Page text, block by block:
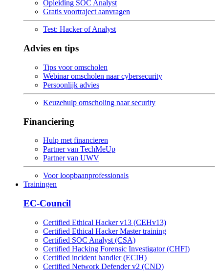
Opleiding SOC Analyst
Gratis voortraject aanvragen
Test: Hacker of Analyst
Advies en tips
Tips voor omscholen
Webinar omscholen naar cybersecurity
Persoonlijk advies
Keuzehulp omscholing naar security
Financiering
Hulp met financieren
Partner van TechMeUp
Partner van UWV
Voor loopbaanprofessionals
Trainingen
EC-Council
Certified Ethical Hacker v13 (CEHv13)
Certified Ethical Hacker Master training
Certified SOC Analyst (CSA)
Certified Hacking Forensic Investigator (CHFI)
Certified incident handler (ECIH)
Certified Network Defender v2 (CND)